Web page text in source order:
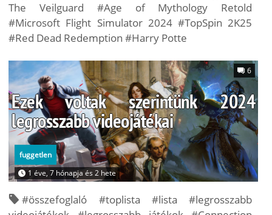
The Veilguard #Age of Mythology Retold
#Microsoft Flight Simulator 2024 #TopSpin 2K25
#Red Dead Redemption #Harry Potte
6
fuggetlen
1 éve, 7 hónapja és 2 hete
Ezek voltak szerintünk 2024
legrosszabb videojátékai
#összefoglaló #toplista #lista #legrosszabb